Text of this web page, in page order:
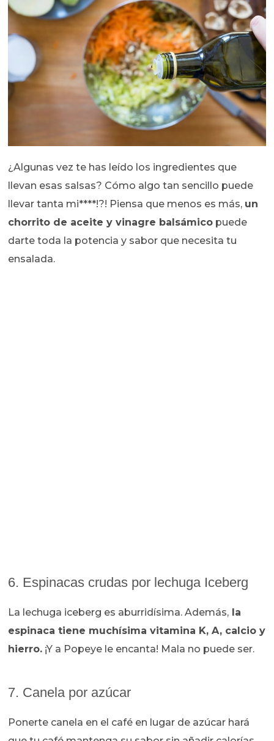
¿Algunas vez te has leído los ingredientes que
llevan esas salsas? Cómo algo tan sencillo puede
llevar tanta mi****!?! Piensa que menos es más, un
chorrito de aceite y vinagre balsámico puede
darte toda la potencia y sabor que necesita tu
ensalada.
6. Espinacas crudas por lechuga Iceberg
La lechuga iceberg es aburridísima. Además, la
espinaca tiene muchísima vitamina K, A, calcio y
hierro. ¡Y a Popeye le encanta! Mala no puede ser.
7. Canela por azúcar
Ponerte canela en el café en lugar de azúcar hará